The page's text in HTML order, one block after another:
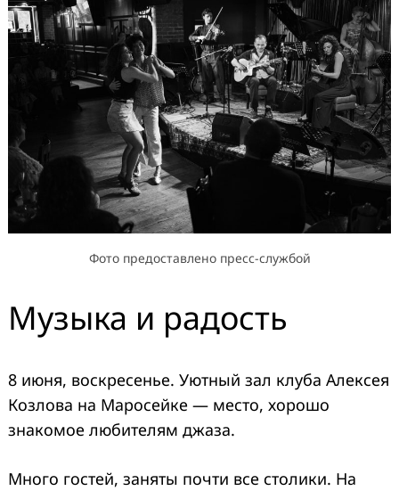
Фото предоставлено пресс-службой
Музыка и радость
8 июня, воскресенье. Уютный зал клуба Алексея
Козлова на Маросейке — место, хорошо
знакомое любителям джаза.
Много гостей, заняты почти все столики. На